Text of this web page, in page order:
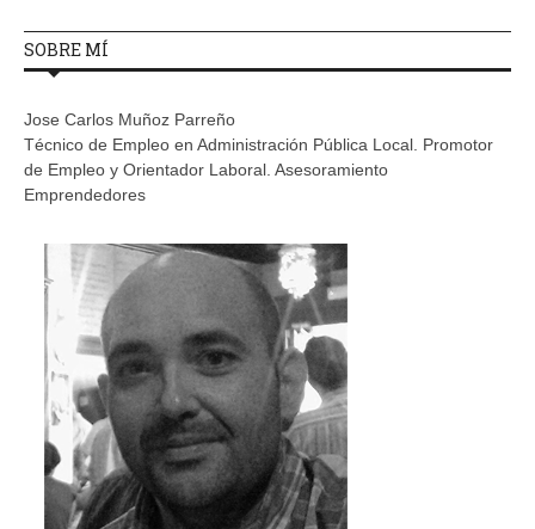
SOBRE MÍ
Jose Carlos Muñoz Parreño
Técnico de Empleo en Administración Pública Local. Promotor
de Empleo y Orientador Laboral. Asesoramiento
Emprendedores